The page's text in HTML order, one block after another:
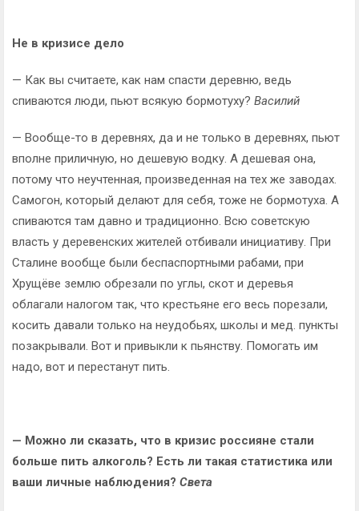
Не в кризисе дело
— Как вы считаете, как нам спасти деревню, ведь
спиваются люди, пьют всякую бормотуху? Василий
— Вообще-то в деревнях, да и не только в деревнях, пьют
вполне приличную, но дешевую водку. А дешевая она,
потому что неучтенная, произведенная на тех же заводах.
Самогон, который делают для себя, тоже не бормотуха. А
спиваются там давно и традиционно. Всю советскую
власть у деревенских жителей отбивали инициативу. При
Сталине вообще были беспаспортными рабами, при
Хрущёве землю обрезали по углы, скот и деревья
облагали налогом так, что крестьяне его весь порезали,
косить давали только на неудобьях, школы и мед. пункты
позакрывали. Вот и привыкли к пьянству. Помогать им
надо, вот и перестанут пить.
— Можно ли сказать, что в кризис россияне стали
больше пить алкоголь? Есть ли такая статистика или
ваши личные наблюдения? Света